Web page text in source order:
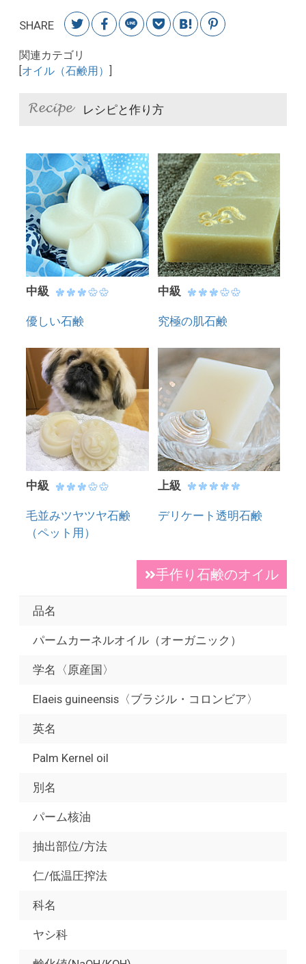
SHARE
関連カテゴリ
オイル（石鹸用）
レシピと作り方
中級
優しい石鹸
中級
究極の肌石鹸
中級
毛並みツヤツヤ石鹸
（ペット用）
上級
デリケート透明石鹸
手作り石鹸のオイル
品名
パームカーネルオイル（オーガニック）
学名〈原産国〉
Elaeis guineensis〈ブラジル・コロンビア〉
英名
Palm Kernel oil
別名
パーム核油
抽出部位/方法
仁/低温圧搾法
科名
ヤシ科